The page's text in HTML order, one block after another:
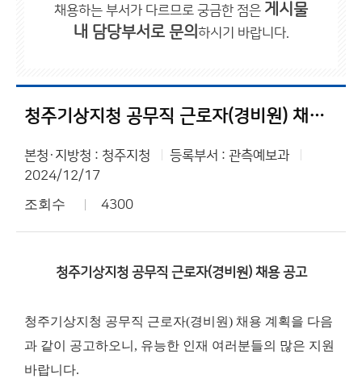
채용하는 부서가 다르므로 궁금한 점은 게시물
내 담당부서로 문의 하시기 바랍니다.
청주기상지청 공무직 근로자(경비원) 채용 공고
본청·지방청 : 청주지청
등록부서 : 관측예보과
2024/12/17
조회수 4300
청주기상지청 공무직 근로자(경비원) 채용 공고
청주기상지청 공무직 근로자(경비원) 채용 계획을 다음
과 같이 공고하오니, 유능한 인재 여러분들의 많은 지원
바랍니다.